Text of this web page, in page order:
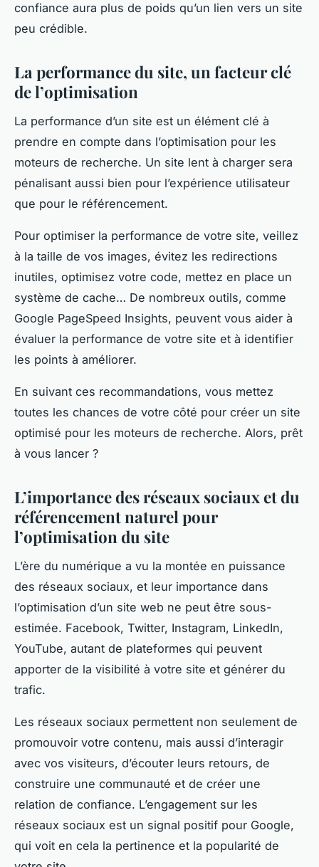
confiance aura plus de poids qu’un lien vers un site
peu crédible.
La performance du site, un facteur clé
de l’optimisation
La performance d’un site est un élément clé à
prendre en compte dans l’optimisation pour les
moteurs de recherche. Un site lent à charger sera
pénalisant aussi bien pour l’expérience utilisateur
que pour le référencement.
Pour optimiser la performance de votre site, veillez
à la taille de vos images, évitez les redirections
inutiles, optimisez votre code, mettez en place un
système de cache… De nombreux outils, comme
Google PageSpeed Insights, peuvent vous aider à
évaluer la performance de votre site et à identifier
les points à améliorer.
En suivant ces recommandations, vous mettez
toutes les chances de votre côté pour créer un site
optimisé pour les moteurs de recherche. Alors, prêt
à vous lancer ?
L’importance des réseaux sociaux et du
référencement naturel pour
l’optimisation du site
L’ère du numérique a vu la montée en puissance
des réseaux sociaux, et leur importance dans
l’optimisation d’un site web ne peut être sous-
estimée. Facebook, Twitter, Instagram, LinkedIn,
YouTube, autant de plateformes qui peuvent
apporter de la visibilité à votre site et générer du
trafic.
Les réseaux sociaux permettent non seulement de
promouvoir votre contenu, mais aussi d’interagir
avec vos visiteurs, d’écouter leurs retours, de
construire une communauté et de créer une
relation de confiance. L’engagement sur les
réseaux sociaux est un signal positif pour Google,
qui voit en cela la pertinence et la popularité de